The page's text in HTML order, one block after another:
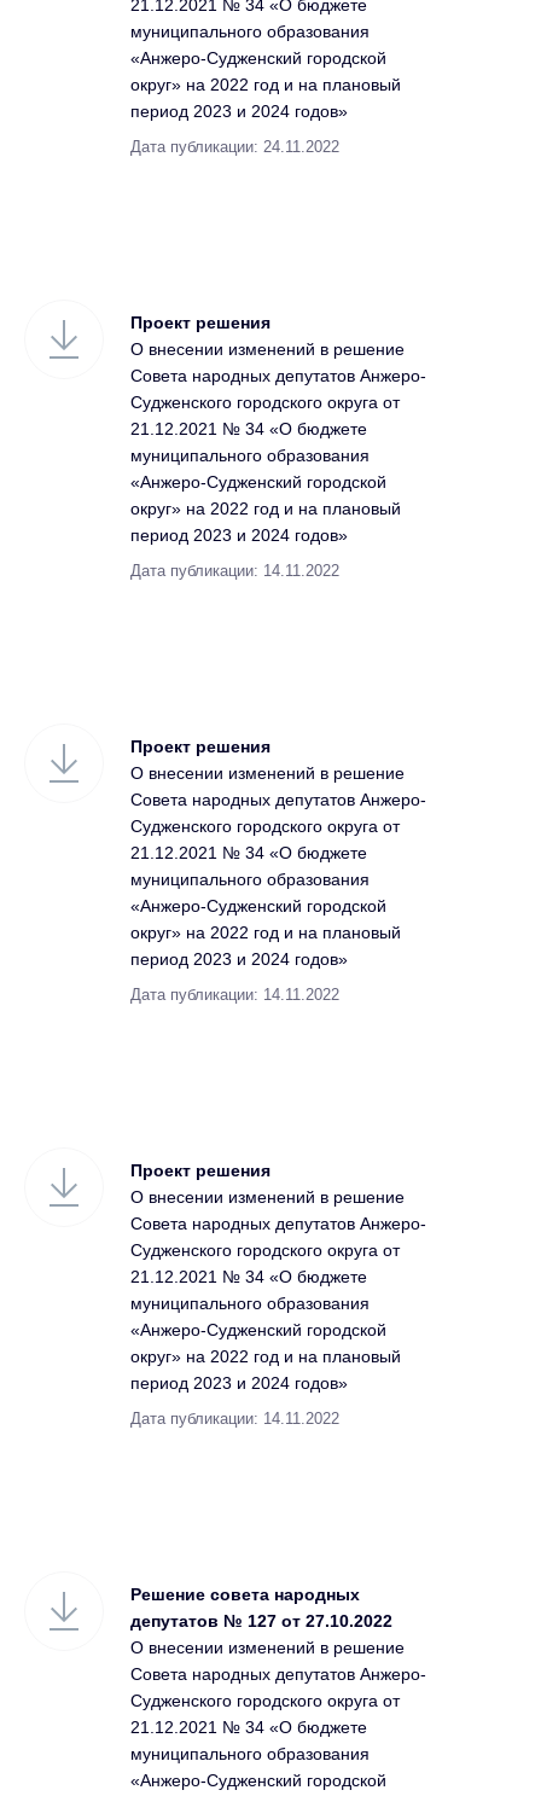
21.12.2021 № 34 «О бюджете
муниципального образования
«Анжеро-Судженский городской
округ» на 2022 год и на плановый
период 2023 и 2024 годов»
Дата публикации: 24.11.2022
Проект решения
О внесении изменений в решение
Совета народных депутатов Анжеро-
Судженского городского округа от
21.12.2021 № 34 «О бюджете
муниципального образования
«Анжеро-Судженский городской
округ» на 2022 год и на плановый
период 2023 и 2024 годов»
Дата публикации: 14.11.2022
Проект решения
О внесении изменений в решение
Совета народных депутатов Анжеро-
Судженского городского округа от
21.12.2021 № 34 «О бюджете
муниципального образования
«Анжеро-Судженский городской
округ» на 2022 год и на плановый
период 2023 и 2024 годов»
Дата публикации: 14.11.2022
Проект решения
О внесении изменений в решение
Совета народных депутатов Анжеро-
Судженского городского округа от
21.12.2021 № 34 «О бюджете
муниципального образования
«Анжеро-Судженский городской
округ» на 2022 год и на плановый
период 2023 и 2024 годов»
Дата публикации: 14.11.2022
Решение совета народных
депутатов № 127 от 27.10.2022
О внесении изменений в решение
Совета народных депутатов Анжеро-
Судженского городского округа от
21.12.2021 № 34 «О бюджете
муниципального образования
«Анжеро-Судженский городской